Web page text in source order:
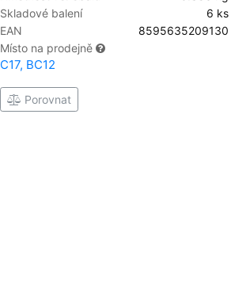
Skladové balení
6 ks
EAN
8595635209130
Místo na prodejně
C17, BC12
Porovnat